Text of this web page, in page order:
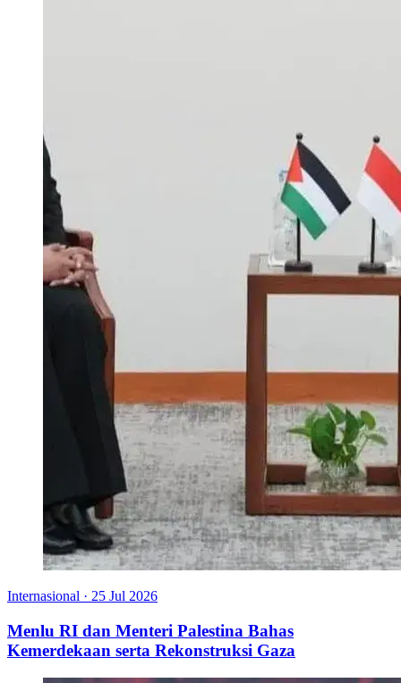
Internasional · 25 Jul 2026
Menlu RI dan Menteri Palestina Bahas
Kemerdekaan serta Rekonstruksi Gaza